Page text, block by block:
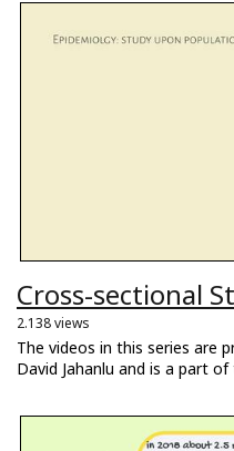
Cross-sectional
2.138 views
The videos in this series are
David Jahanlu and is a part